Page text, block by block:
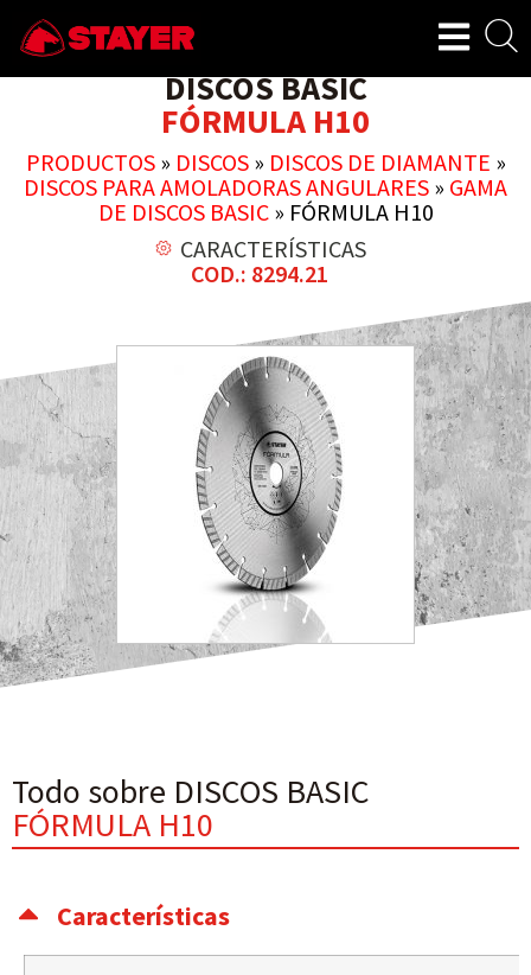
DISCOS BASIC
FÓRMULA H10
PRODUCTOS» DISCOS» DISCOS DE DIAMANTE »
DISCOS PARA AMOLADORAS ANGULARES » GAMA
DE DISCOS BASIC» FÓRMULA H10
CARACTERÍSTICAS
COD.: 8294.21
Todo sobre DISCOS BASIC
FÓRMULA H10
Características